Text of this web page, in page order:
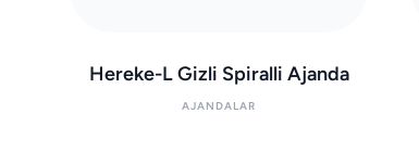
Hereke-L Gizli Spiralli Ajanda
AJANDALAR